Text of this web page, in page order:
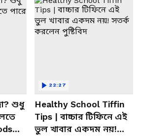
শুধু
Healthy School Tiffin
Tips | বাচ্চার টিফিনে এই
ভুল খাবার একদম নয়!
22:27